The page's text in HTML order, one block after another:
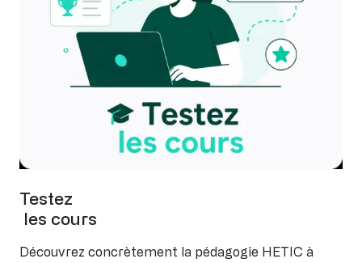
Testez
les cours
Découvrez concrètement la pédagogie HETIC à